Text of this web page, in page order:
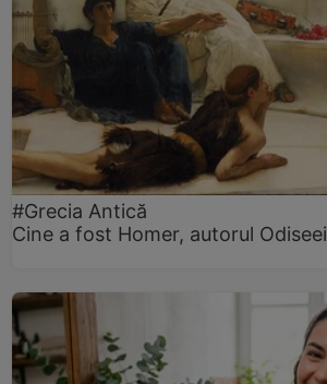
#Grecia Antică
Cine a fost Homer, autorul